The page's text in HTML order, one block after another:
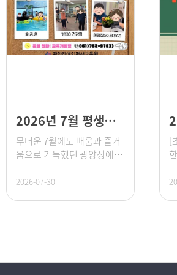
2026년 7월 평생교육프로그램
무더운 7월에도 배움과 즐거
움으로 가득했던 광양장애인
니다! ✨ 알차고 활기찬 7월의
2026-07-30
[